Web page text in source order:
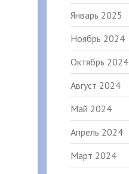
Январь 2025
Ноябрь 2024
Октябрь 2024
Август 2024
Май 2024
Апрель 2024
Март 2024